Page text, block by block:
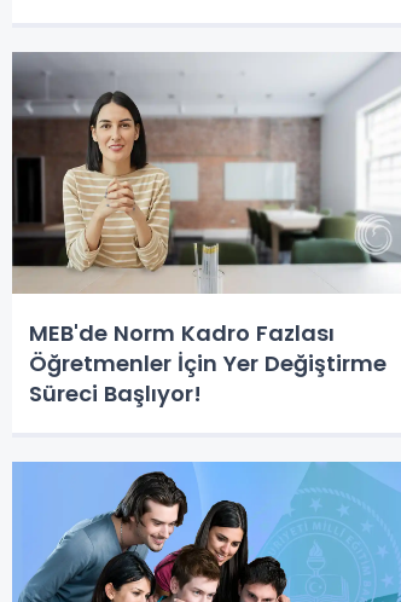
MEB'de Norm Kadro Fazlası
Öğretmenler İçin Yer Değiştirme
Süreci Başlıyor!